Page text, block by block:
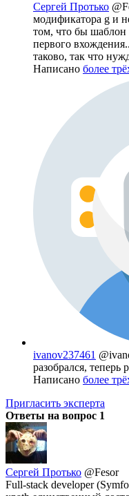
Сергей Протько
модификатора g и
том, что бы шаблон
первого
таково, так что
Написано более
ivanov237461
разобрался, теперь
Написано более
Пригласить эксперта
Ответы на вопрос 1
Сергей Протько @Fesor
Full-stack developer